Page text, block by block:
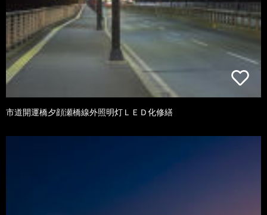
市道開運橋夕顔瀬橋線外照明灯ＬＥＤ化修繕